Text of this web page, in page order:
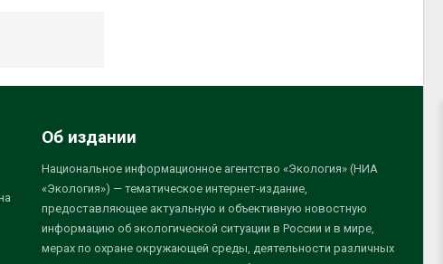
Об издании
Национальное информационное агентство «Экология» (НИА
«Экология») — тематическое интернет-издание,
предоставляющее актуальную и объективную новостную
информацию об экологической ситуации в России и в мире,
мерах по охране окружающей среды, деятельности различных